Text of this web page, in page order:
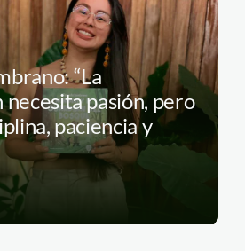
“La
necesita pasión, pero
paciencia y